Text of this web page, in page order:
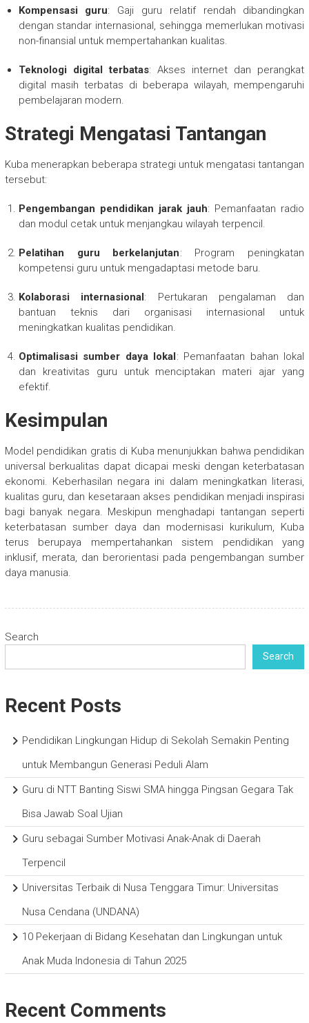
Kompensasi guru: Gaji guru relatif rendah dibandingkan
dengan standar internasional, sehingga memerlukan motivasi
non-finansial untuk mempertahankan kualitas.
Teknologi digital terbatas: Akses internet dan perangkat
digital masih terbatas di beberapa wilayah, mempengaruhi
pembelajaran modern.
Strategi Mengatasi Tantangan
Kuba menerapkan beberapa strategi untuk mengatasi tantangan
tersebut:
Pengembangan pendidikan jarak jauh: Pemanfaatan radio
dan modul cetak untuk menjangkau wilayah terpencil.
Pelatihan guru berkelanjutan: Program peningkatan
kompetensi guru untuk mengadaptasi metode baru.
Kolaborasi internasional: Pertukaran pengalaman dan
bantuan teknis dari organisasi internasional untuk
meningkatkan kualitas pendidikan.
Optimalisasi sumber daya lokal: Pemanfaatan bahan lokal
dan kreativitas guru untuk menciptakan materi ajar yang
efektif.
Kesimpulan
Model pendidikan gratis di Kuba menunjukkan bahwa pendidikan
universal berkualitas dapat dicapai meski dengan keterbatasan
ekonomi. Keberhasilan negara ini dalam meningkatkan literasi,
kualitas guru, dan kesetaraan akses pendidikan menjadi inspirasi
bagi banyak negara. Meskipun menghadapi tantangan seperti
keterbatasan sumber daya dan modernisasi kurikulum, Kuba
terus berupaya mempertahankan sistem pendidikan yang
inklusif, merata, dan berorientasi pada pengembangan sumber
daya manusia.
Search
Search
Recent Posts
Pendidikan Lingkungan Hidup di Sekolah Semakin Penting
untuk Membangun Generasi Peduli Alam
Guru di NTT Banting Siswi SMA hingga Pingsan Gegara Tak
Bisa Jawab Soal Ujian
Guru sebagai Sumber Motivasi Anak-Anak di Daerah
Terpencil
Universitas Terbaik di Nusa Tenggara Timur: Universitas
Nusa Cendana (UNDANA)
10 Pekerjaan di Bidang Kesehatan dan Lingkungan untuk
Anak Muda Indonesia di Tahun 2025
Recent Comments